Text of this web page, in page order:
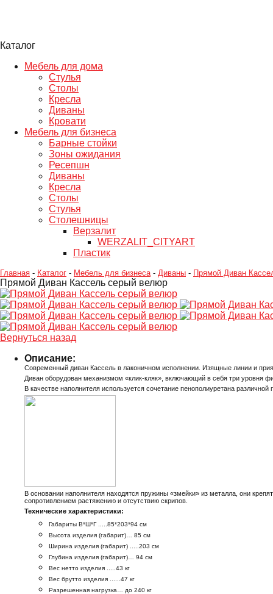
Каталог
Мебель для дома
Стулья
Столы
Кресла
Диваны
Кровати
Мебель для бизнеса
Барные стойки
Зоны ожидания
Ресепшн
Диваны
Кресла
Столы
Стулья
Столешницы
Верзалит
WERZALIT_CITYART
Пластик
Главная - Каталог - Мебель для бизнеса- Диваны - Прямой Диван
Прямой Диван Кассель серый велюр
Вернуться назад
Описание:
Современный диван Кассель в лаконичном исполнении. Изящные линии и
Диван оборудован механизмом «клик-кляк», включающий в себя три уровня
В качестве наполнителя используется сочетание пенополиуретана
В основании наполнителя находятся пружины «змейки» из металла, они
сопротивлением растяжению и отсутствию скрипов.
Технические характеристики:
Габариты В*Ш*Г .....85*203*94 см
Высота изделия (габарит)… 85 см
Ширина изделия (габарит) .....203 см
Глубина изделия (габарит)… 94 см
Вес нетто изделия .....43 кг
Вес брутто изделия ......47 кг
Разрешенная нагрузка… до 240 кг